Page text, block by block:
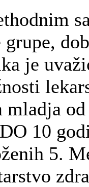
grupe,
je
mladja
10
5.